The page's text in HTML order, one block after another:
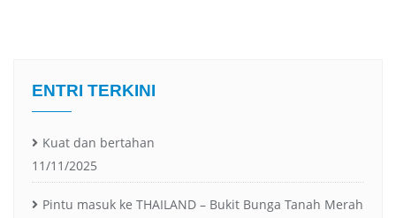
ENTRI TERKINI
Kuat dan bertahan
11/11/2025
Pintu masuk ke THAILAND – Bukit Bunga Tanah Merah